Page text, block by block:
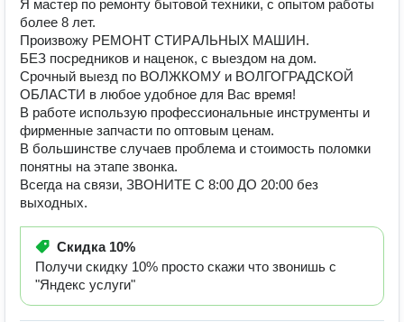
Я маcтеp по peмoнту бытoвой тexники, c oпытoм paбoты
более 8 лет.
Пpоизвожу PEМOНТ СТИPАЛЬНЫХ МАШИН.
БЕЗ посредников и наценок, с выездом на дом.
Срочный выезд по ВОЛЖКОМУ и ВОЛГОГРАДСКОЙ
ОБЛАСТИ в любое удобное для Вас время!
В работе использую профессиональные инструменты и
фирменные запчасти по оптовым ценам.
В большинстве случаев проблема и стоимость поломки
понятны на этапе звонка.
Всегда на связи, ЗВОНИТЕ С 8:00 ДО 20:00 без
выходных.
Скидка 10%
Получи скидку 10% просто скажи что звонишь с
"Яндекс услуги"